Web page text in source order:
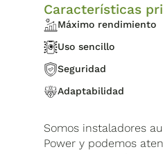
Características
Máximo rendimiento
Uso sencillo
Seguridad
Adaptabilidad
Somos instaladores
Power y podemos